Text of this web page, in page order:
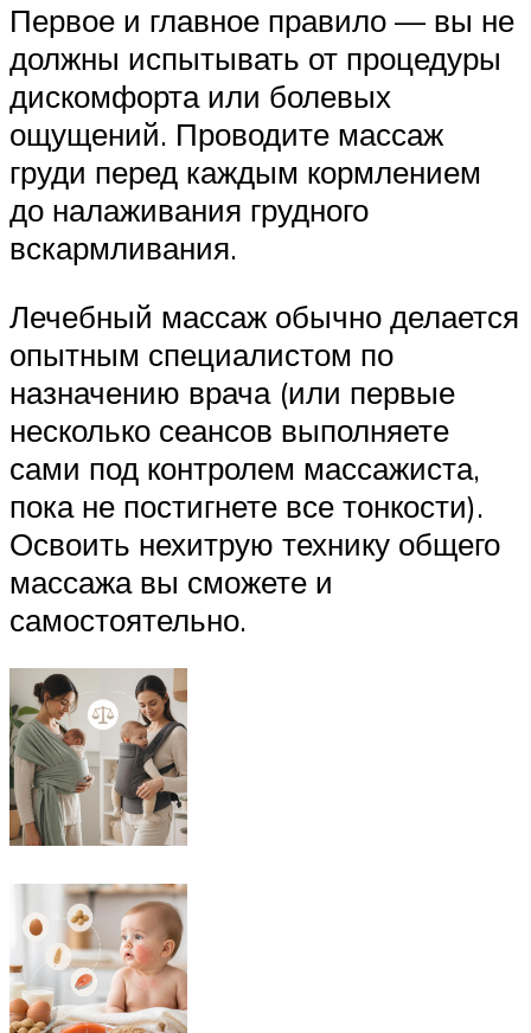
Первое и главное правило — вы не
должны испытывать от процедуры
дискомфорта или болевых
ощущений. Проводите массаж
груди перед каждым кормлением
до налаживания грудного
вскармливания.
Лечебный массаж обычно делается
опытным специалистом по
назначению врача (или первые
несколько сеансов выполняете
сами под контролем массажиста,
пока не постигнете все тонкости).
Освоить нехитрую технику общего
массажа вы сможете и
самостоятельно.